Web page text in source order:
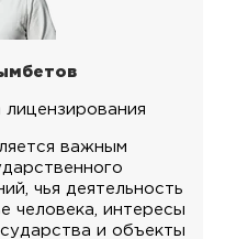
важным
чья деятельность
человека, интересы
и объекты